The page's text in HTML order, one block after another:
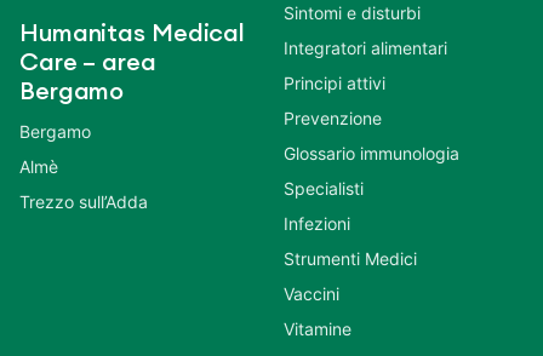
Humanitas Medical
Care – area
Bergamo
Bergamo
Almè
Trezzo sull’Adda
Sintomi e disturbi
Integratori alimentari
Principi attivi
Prevenzione
Glossario immunologia
Specialisti
Infezioni
Strumenti Medici
Vaccini
Vitamine